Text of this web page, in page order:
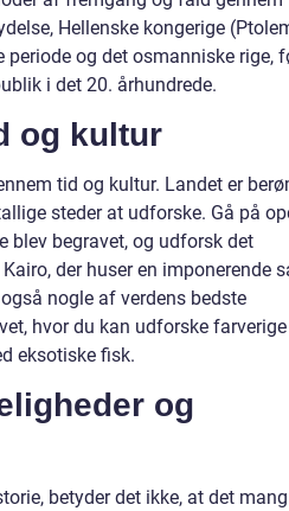
Hellenske kongerige
og det osmanniske rige,
i det 20. århundrede.
og kultur
tid og kultur. Landet er
steder at udforske. Gå på
blev begravet, og udforsk det
der huser en imponerende
nogle af verdens bedste
hvor du kan udforske farverige
eksotiske fisk.
og
betyder det ikke, at det